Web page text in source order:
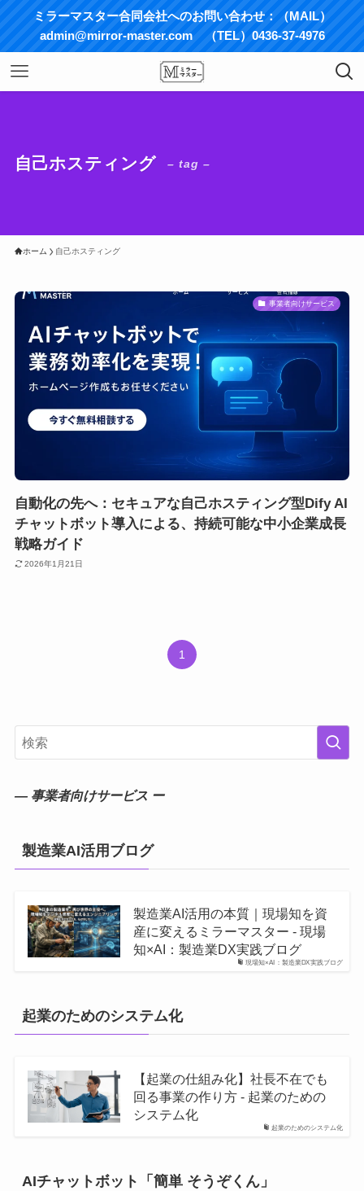
ミラーマスター合同会社へのお問い合わせ：（MAIL）
admin@mirror-master.com （TEL）0436-37-4976
自己ホスティング – tag –
ホーム 自己ホスティング
事業者向けサービス
自動化の先へ：セキュアな自己ホスティング型Dify AI
チャットボット導入による、持続可能な中小企業成長
戦略ガイド
2026年1月21日
1
― 事業者向けサービス ー
製造業AI活用ブログ
現場知×AI：製造業DX実践ブログ
製造業AI活用の本質｜現場知を資
産に変えるミラーマスター - 現場
知×AI：製造業DX実践ブログ
起業のためのシステム化
起業のためのシステム化
【起業の仕組み化】社長不在でも
回る事業の作り方 - 起業のための
システム化
AIチャットボット「簡単 そうぞくん」